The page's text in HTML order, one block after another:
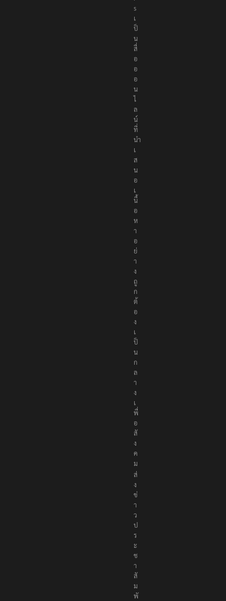
s
เ
ป็
น
สื่
อ
อ
อ
น
ไ
ล
น์
ที่
นำ
เ
ส
น
อ
เ
นื้
อ
ห
า
อ
ย่
า
ง
ถู
ก
ต้
อ
ง
เ
ป็
น
ก
ล
า
ง
เ
พื่
อ
สั
ง
ค
ม
ส่
ง
ข่
า
ว
ป
ร
ะ
ช
า
สั
ม
พั